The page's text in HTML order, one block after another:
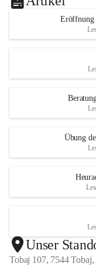
Eröffnung
Übung
Unser
Tobaj 107, 7544